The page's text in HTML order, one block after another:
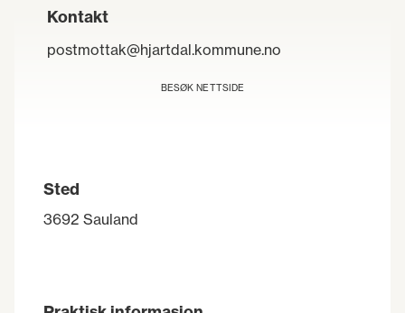
Kontakt
postmottak@hjartdal.kommune.no
BESØK NETTSIDE
Sted
3692 Sauland